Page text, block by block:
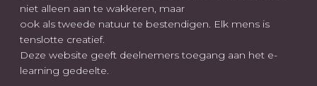
niet alleen aan te wakkeren, maar
ook als tweede natuur te bestendigen. Elk mens is
tenslotte creatief.
Deze website geeft deelnemers toegang aan het e-
learning gedeelte.